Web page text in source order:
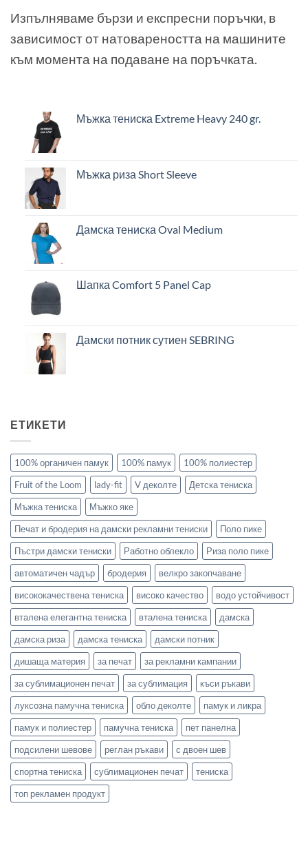
Изпълняваме бързи и експресни поръчки, в
зависимост от натовареността на машините
към момента на подаване на поръчката.
Мъжка тениска Extreme Heavy 240 gr.
Мъжка риза Short Sleeve
Дамска тениска Oval Medium
Шапка Comfort 5 Panel Cap
Дамски потник сутиен SEBRING
ЕТИКЕТИ
100% органичен памук 100% памук
100% полиестер
Fruit of the Loom
lady-fit V деколте
Детска тениска
Мъжка тениска
Мъжко яке
Печат и бродерия на дамски рекламни тениски
Поло пике
Пъстри дамски тениски
Работно облекло
Риза поло пике
автоматичен чадър
бродерия
велкро закопчаване
висококачествена тениска
високо качество
водо устойчивост
вталена елегантна тениска
вталена тениска
дамска
дамска риза
дамска тениска
дамски потник
дишаща материя
за печат
за рекламни кампании
за сублимационен печат
за сублимация
къси ръкави
луксозна памучна тениска
обло деколте
памук и ликра
памук и полиестер
памучна тениска
пет панелна
подсилени шевове
реглан ръкави
с двоен шев
спортна тениска
сублимационен печат
тениска
топ рекламен продукт